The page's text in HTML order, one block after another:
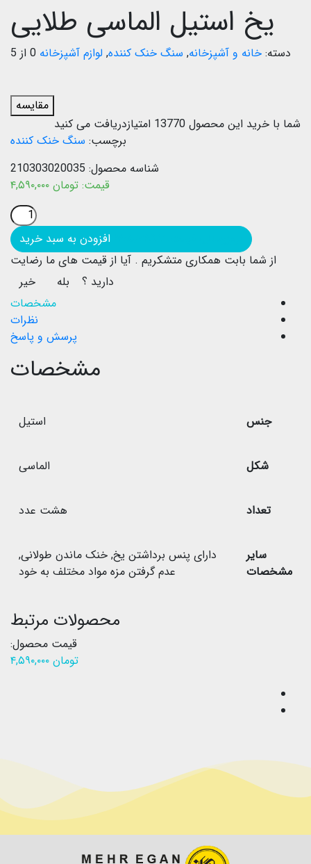
یخ استیل الماسی طلایی
دسته: خانه و آشپزخانه, سنگ خنک کننده, لوازم آشپزخانه 0 از 5
مقایسه
شما با خرید این محصول 13770 امتیازدریافت می کنید
برچسب: سنگ خنک کننده
شناسه محصول: 210303020035
قیمت: تومان
از شما بابت همکاری متشکریم . آیا از قیمت های ما رضایت
دارید ؟
بله
خیر
مشخصات
نظرات
پرسش و پاسخ
مشخصات
جنس استیل
شکل الماسی
تعداد هشت عدد
سایر
مشخصات
دارای پنس برداشتن یخ, خنک ماندن طولانی,
عدم گرفتن مزه مواد مختلف به خود
محصولات مرتبط
قیمت محصول:
تومان